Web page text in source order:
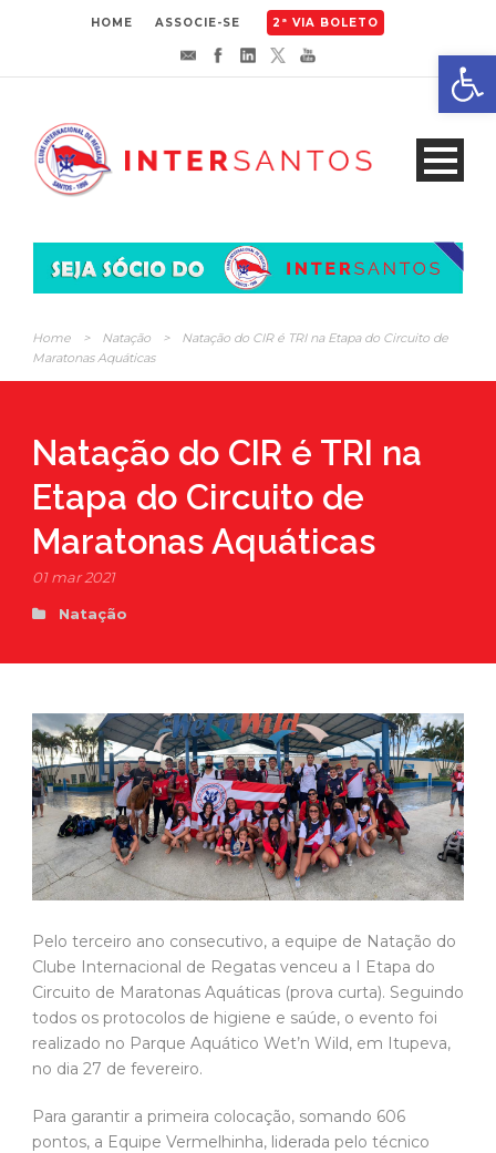
HOME ASSOCIE-SE 2ª VIA BOLETO
Home > Natação >
Natação do CIR é TRI na Etapa do Circuito de
Maratonas Aquáticas
Natação do CIR é TRI na
Etapa do Circuito de
Maratonas Aquáticas
01 mar 2021
Natação
Pelo terceiro ano consecutivo, a equipe de Natação do
Clube Internacional de Regatas venceu a I Etapa do
Circuito de Maratonas Aquáticas (prova curta). Seguindo
todos os protocolos de higiene e saúde, o evento foi
realizado no Parque Aquático Wet’n Wild, em Itupeva,
no dia 27 de fevereiro.
Para garantir a primeira colocação, somando 606
pontos, a Equipe Vermelhinha, liderada pelo técnico
Abrir